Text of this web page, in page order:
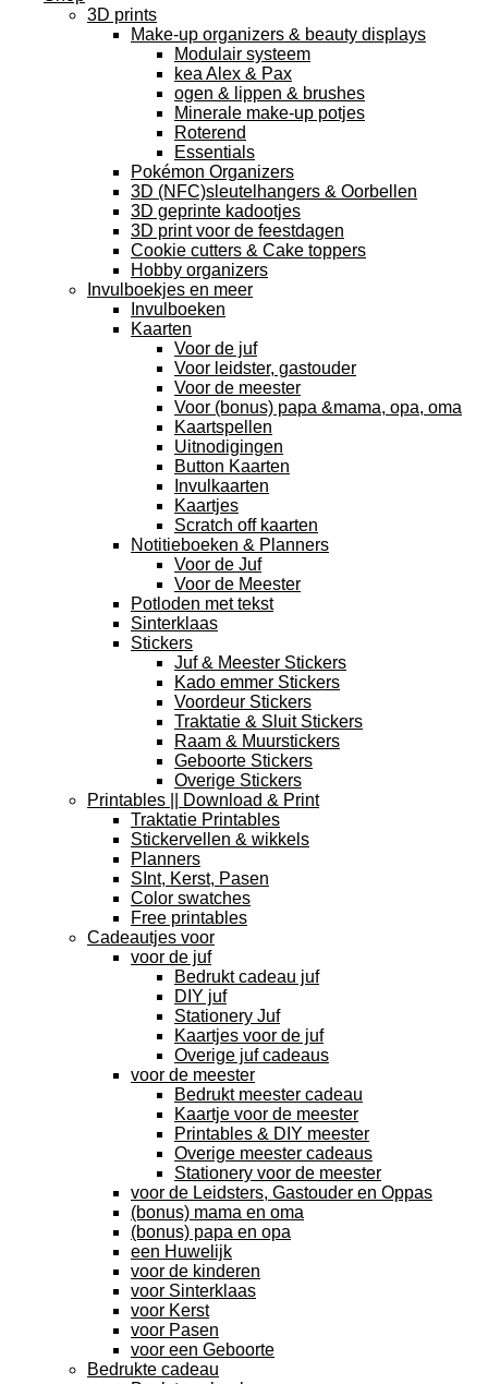
3D prints
Make-up organizers & beauty displays
Modulair systeem
kea Alex & Pax
ogen & lippen & brushes
Minerale make-up potjes
Roterend
Essentials
Pokémon Organizers
3D (NFC)sleutelhangers & Oorbellen
3D geprinte kadootjes
3D print voor de feestdagen
Cookie cutters & Cake toppers
Hobby organizers
Invulboekjes en meer
Invulboeken
Kaarten
Voor de juf
Voor leidster, gastouder
Voor de meester
Voor (bonus) papa &mama, opa, oma
Kaartspellen
Uitnodigingen
Button Kaarten
Invulkaarten
Kaartjes
Scratch off kaarten
Notitieboeken & Planners
Voor de Juf
Voor de Meester
Potloden met tekst
Sinterklaas
Stickers
Juf & Meester Stickers
Kado emmer Stickers
Voordeur Stickers
Traktatie & Sluit Stickers
Raam & Muurstickers
Geboorte Stickers
Overige Stickers
Printables || Download & Print
Traktatie Printables
Stickervellen & wikkels
Planners
SInt, Kerst, Pasen
Color swatches
Free printables
Cadeautjes voor
voor de juf
Bedrukt cadeau juf
DIY juf
Stationery Juf
Kaartjes voor de juf
Overige juf cadeaus
voor de meester
Bedrukt meester cadeau
Kaartje voor de meester
Printables & DIY meester
Overige meester cadeaus
Stationery voor de meester
voor de Leidsters, Gastouder en Oppas
(bonus) mama en oma
(bonus) papa en opa
een Huwelijk
voor de kinderen
voor Sinterklaas
voor Kerst
voor Pasen
voor een Geboorte
Bedrukte cadeau